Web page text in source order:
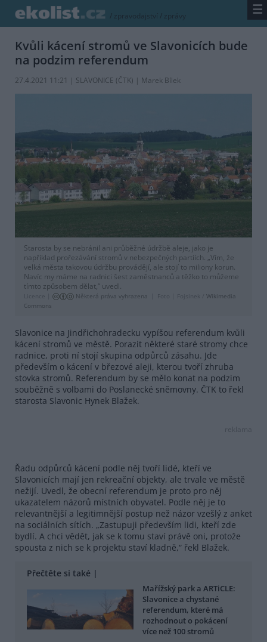
/ zpravodajství / zprávy ☰
Kvůli kácení stromů ve Slavonicích bude
na podzim referendum
27.4.2021 11:21 | SLAVONICE (ČTK) | Marek Bílek
Starosta by se nebránil ani průběžné údržbě aleje, jako je
například prořezávání stromů v nebezpečných partiích. „Vím, že
velká města takovou údržbu provádějí, ale stojí to miliony korun.
Navíc my máme na radnici šest zaměstnanců a těžko to můžeme
tímto způsobem dělat,“ uvedl.
Licence | Některá práva vyhrazena Foto | Fojsinek / Wikimedia
Commons
Slavonice na Jindřichohradecku vypíšou referendum kvůli
kácení stromů ve městě. Porazit některé staré stromy chce
radnice, proti ní stojí skupina odpůrců zásahu. Jde
především o kácení v březové aleji, kterou tvoří zhruba
stovka stromů. Referendum by se mělo konat na podzim
souběžně s volbami do Poslanecké sněmovny. ČTK to řekl
starosta Slavonic Hynek Blažek.
reklama
Řadu odpůrců kácení podle něj tvoří lidé, kteří ve
Slavonicích mají jen rekreační objekty, ale trvale ve městě
nežijí. Uvedl, že obecní referendum je proto pro něj
ukazatelem názorů místních obyvatel. Podle něj je to
relevantnější a legitimnější postup než názor vzešlý z anket
na sociálních sítích. „Zastupuji především lidi, kteří zde
bydlí. A chci vědět, jak se k tomu staví právě oni, protože
spousta z nich se k projektu staví kladně,“ řekl Blažek.
Přečtěte si také |
Mařížský park a ARTiCLE:
Slavonice a chystané
referendum, které má
rozhodnout o pokácení
více než 100 stromů